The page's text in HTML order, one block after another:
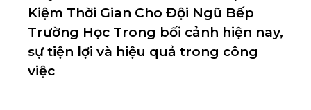
Kiệm Thời Gian Cho Đội Ngũ Bếp
Trường Học Trong bối cảnh hiện nay,
sự tiện lợi và hiệu quả trong công
việc